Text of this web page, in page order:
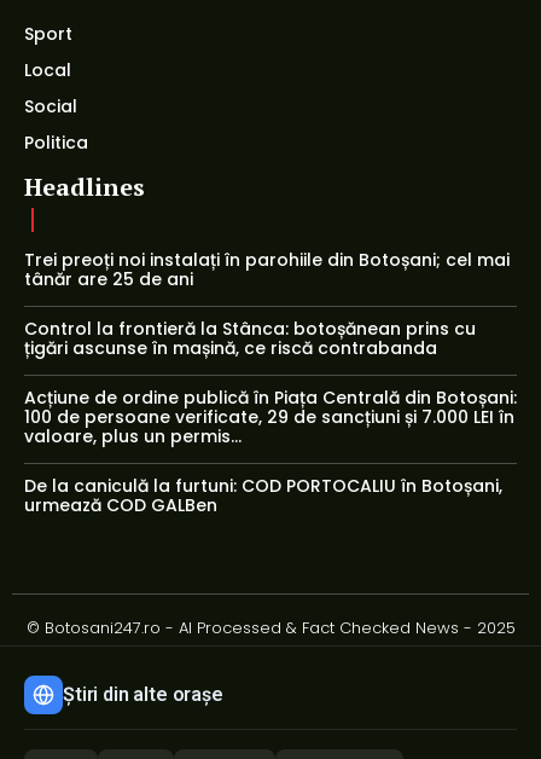
Sport
Local
Social
Politica
Headlines
Trei preoți noi instalați în parohiile din Botoșani; cel mai
tânăr are 25 de ani
Control la frontieră la Stânca: botoșănean prins cu
țigări ascunse în mașină, ce riscă contrabanda
Acțiune de ordine publică în Piața Centrală din Botoșani:
100 de persoane verificate, 29 de sancțiuni și 7.000 LEI în
valoare, plus un permis...
De la caniculă la furtuni: COD PORTOCALIU în Botoșani,
urmează COD GALBen
© Botosani247.ro - AI Processed & Fact Checked News - 2025
Știri din alte orașe